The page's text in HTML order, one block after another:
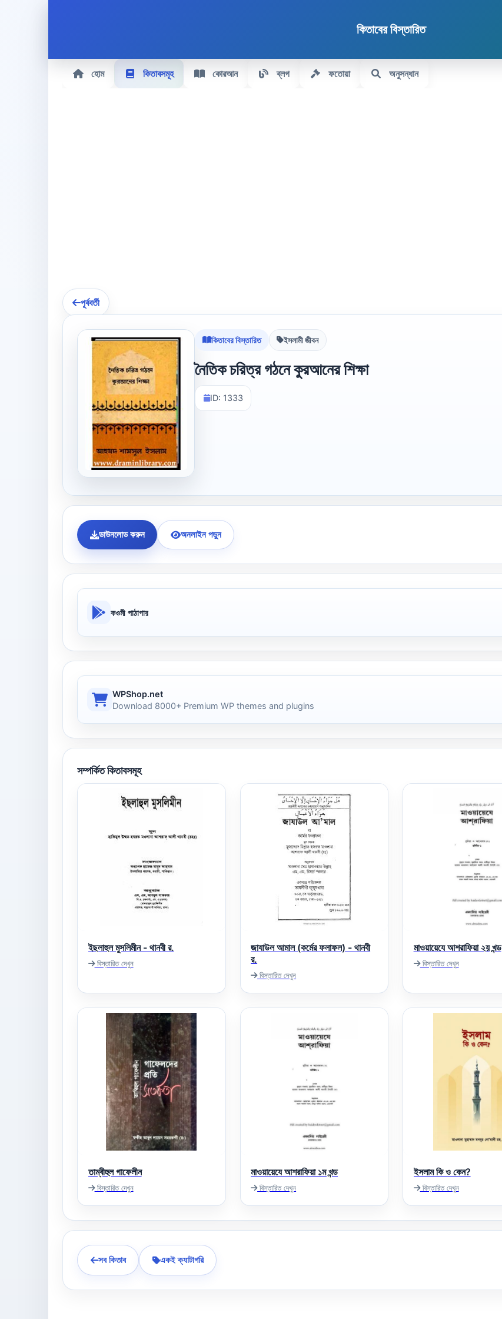
কিতাবের বিস্তারিত
হোম কিতাবসমূহ কোরআন ব্লগ ফতোয়া অনুসন্ধান
পূর্ববর্তী
কিতাবের বিস্তারিত ইসলামী জীবন
নৈতিক চরিত্র গঠনে কুরআনের শিক্ষা
ID: 1333
ডাউনলোড করুন অনলাইন পড়ুন
কওমী পাঠাগার
WPShop.net
Download 8000+ Premium WP themes and plugins
সম্পর্কিত কিতাবসমূহ
ইছলাহুল মুসলিমীন - থানবী র.
বিস্তারিত দেখুন
জাযাউল আমাল (কর্মের ফলাফল) - থানবী
র.
বিস্তারিত দেখুন
মাওয়ায়েযে আশরাফিয়া ২য় খন্ড
বিস্তারিত দেখুন
তাম্বীহুল গাফেলীন
বিস্তারিত দেখুন
মাওয়ায়েযে আশরাফিয়া ১ম খন্ড
বিস্তারিত দেখুন
ইসলাম কি ও কেন?
বিস্তারিত দেখুন
সব কিতাব একই ক্যাটাগরি